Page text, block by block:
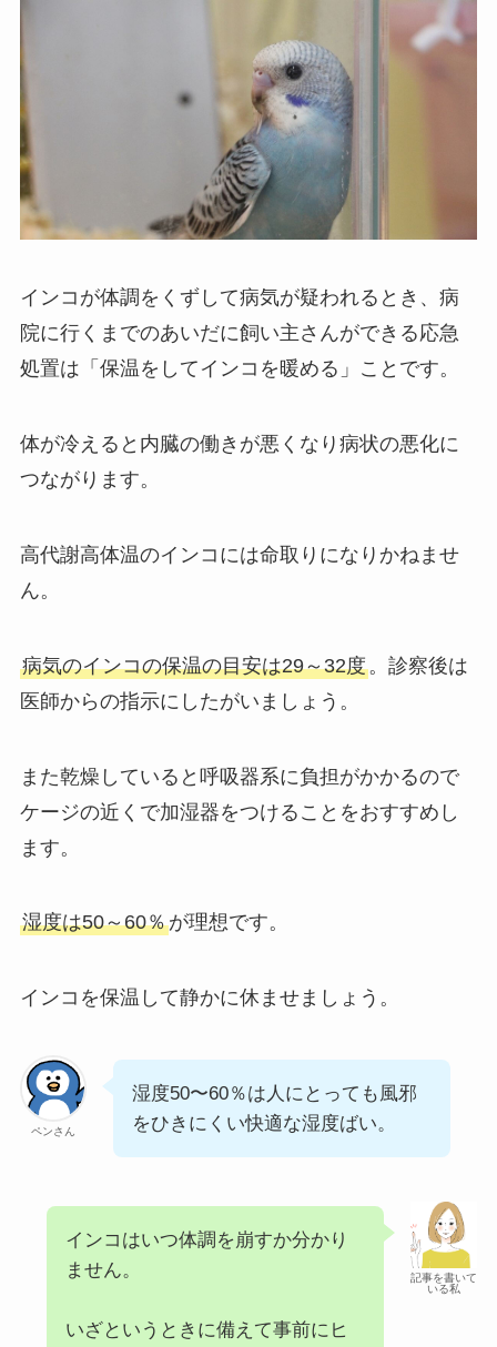
インコが体調をくずして病気が疑われるとき、病
院に行くまでのあいだに飼い主さんができる応急
処置は「保温をしてインコを暖める」ことです。
体が冷えると内臓の働きが悪くなり病状の悪化に
つながります。
高代謝高体温のインコには命取りになりかねませ
ん。
病気のインコの保温の目安は29～32度。診察後は
医師からの指示にしたがいましょう。
また乾燥していると呼吸器系に負担がかかるので
ケージの近くで加湿器をつけることをおすすめし
ます。
湿度は50～60％が理想です。
インコを保温して静かに休ませましょう。
ペンさん
湿度50〜60％は人にとっても風邪
をひきにくい快適な湿度ばい。
記事を書いて
いる私
インコはいつ体調を崩すか分かり
ません。
いざというときに備えて事前にヒ